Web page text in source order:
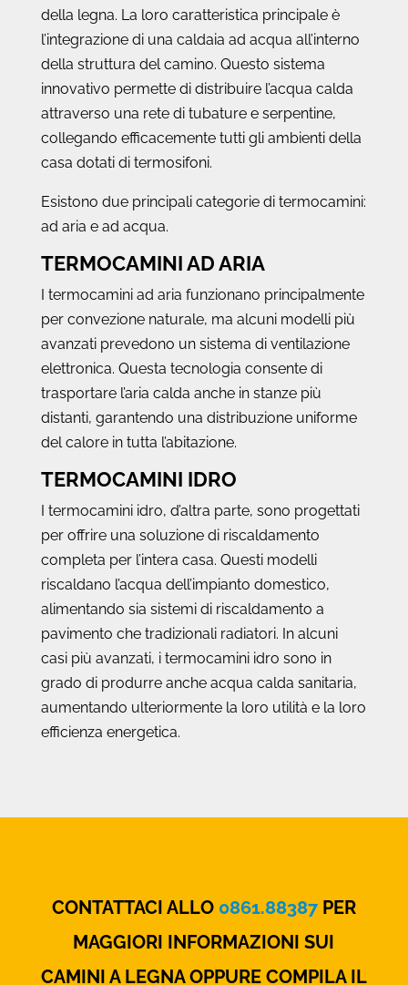
della legna. La loro caratteristica principale è
l’integrazione di una caldaia ad acqua all’interno
della struttura del camino. Questo sistema
innovativo permette di distribuire l’acqua calda
attraverso una rete di tubature e serpentine,
collegando efficacemente tutti gli ambienti della
casa dotati di termosifoni.
Esistono due principali categorie di termocamini:
ad aria e ad acqua.
TERMOCAMINI AD ARIA
I termocamini ad aria funzionano principalmente
per convezione naturale, ma alcuni modelli più
avanzati prevedono un sistema di ventilazione
elettronica. Questa tecnologia consente di
trasportare l’aria calda anche in stanze più
distanti, garantendo una distribuzione uniforme
del calore in tutta l’abitazione.
TERMOCAMINI IDRO
I termocamini idro, d’altra parte, sono progettati
per offrire una soluzione di riscaldamento
completa per l’intera casa. Questi modelli
riscaldano l’acqua dell’impianto domestico,
alimentando sia sistemi di riscaldamento a
pavimento che tradizionali radiatori. In alcuni
casi più avanzati, i termocamini idro sono in
grado di produrre anche acqua calda sanitaria,
aumentando ulteriormente la loro utilità e la loro
efficienza energetica.
CONTATTACI ALLO 0861.88387PER
MAGGIORI INFORMAZIONI SUI
CAMINI A LEGNA OPPURE COMPILA IL